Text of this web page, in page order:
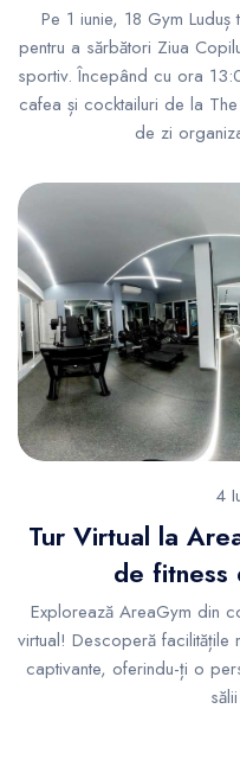
Pe 1 iunie, 18 Gym Luduș
pentru a sărbători Ziua
sportiv. Începând cu ora
cafea și cocktailuri de la
de zi
4
Tur Virtual la
de fitness
Explorează AreaGym din
virtual! Descoperă
captivante, oferindu-ți o